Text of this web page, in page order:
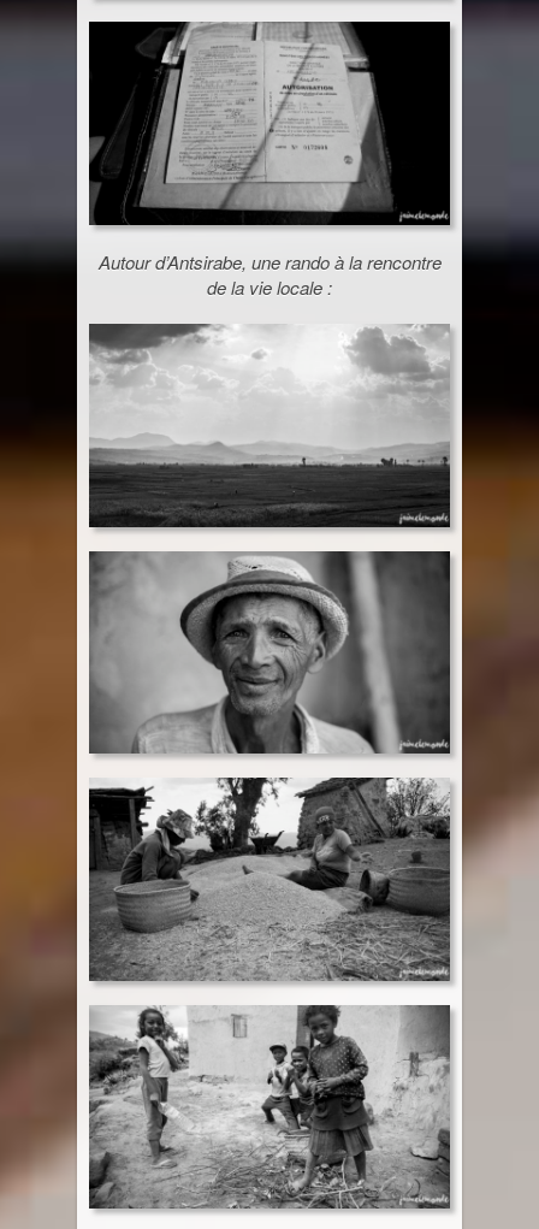
Autour d’Antsirabe, une rando à la rencontre
de la vie locale :